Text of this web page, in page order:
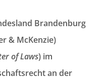
Brandenburg
& McKenzie)
of Laws) im
an der